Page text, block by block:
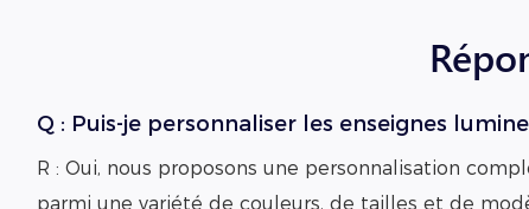
Q : Puis-je personnaliser les enseignes
R : Oui, nous proposons une personnalisation
parmi une variété de couleurs, de tailles et de